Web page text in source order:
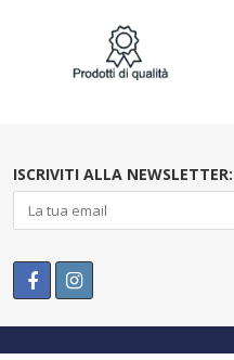
ISCRIVITI ALLA NEWSLETTER: